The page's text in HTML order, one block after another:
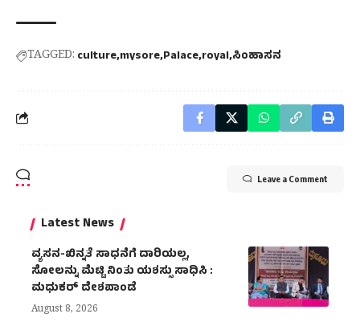
TAGGED: culture mysore Palace royal ಸಿಂಹಾಸನ
Leave a Comment
Latest News
ವ್ಯಸನ-ಖಿನ್ನತೆ ಸಾಧನೆಗೆ ದಾರಿಯಲ್ಲ,
ಸೋಲನ್ನು ಮೆಟ್ಟಿ ನಿಂತು ಯಶಸ್ಸು ಸಾಧಿಸಿ :
ಮಧುಕರ್ ದೇಶಪಾಂಡೆ
August 8, 2026